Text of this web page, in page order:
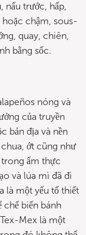
nấu trước, hấp,
hoặc chậm, sous-
quay, chiên,
bằng sốc.
nóng và
của truyền
bản địa và nền
ớt cũng như
ẩm thực
và lúa mì đã đi
là một yếu tố thiết
chế biến bánh
Mex là một